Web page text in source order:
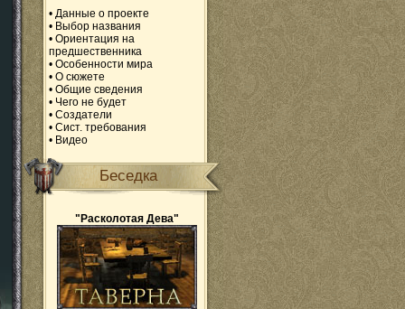
• Данные о проекте
• Выбор названия
• Ориентация на
предшественника
• Особенности мира
• О сюжете
• Общие сведения
• Чего не будет
• Создатели
• Сист. требования
• Видео
Беседка
"Расколотая Дева"